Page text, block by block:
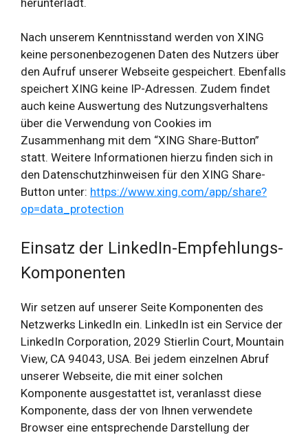
Nach unserem Kenntnisstand werden von XING
keine personenbezogenen Daten des Nutzers über
den Aufruf unserer Webseite gespeichert. Ebenfalls
speichert XING keine IP-Adressen. Zudem findet
auch keine Auswertung des Nutzungsverhaltens
über die Verwendung von Cookies im
Zusammenhang mit dem “XING Share-Button”
statt. Weitere Informationen hierzu finden sich in
den Datenschutzhinweisen für den XING Share-
Button unter: https://www.xing.com/app/share?
op=data_protection
Einsatz der LinkedIn-Empfehlungs-
Komponenten
Wir setzen auf unserer Seite Komponenten des
Netzwerks LinkedIn ein. LinkedIn ist ein Service der
LinkedIn Corporation, 2029 Stierlin Court, Mountain
View, CA 94043, USA. Bei jedem einzelnen Abruf
unserer Webseite, die mit einer solchen
Komponente ausgestattet ist, veranlasst diese
Komponente, dass der von Ihnen verwendete
Browser eine entsprechende Darstellung der